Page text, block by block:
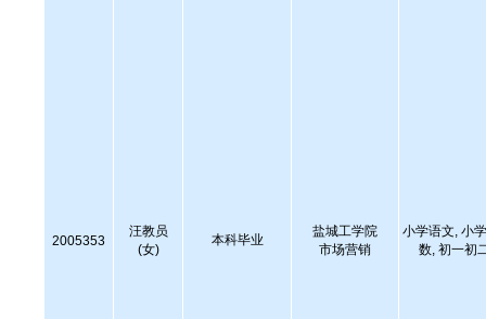
2005353
汪教员
(女)
本科毕业
盐城工学院
市场营销
小学语文, 小
数, 初一初